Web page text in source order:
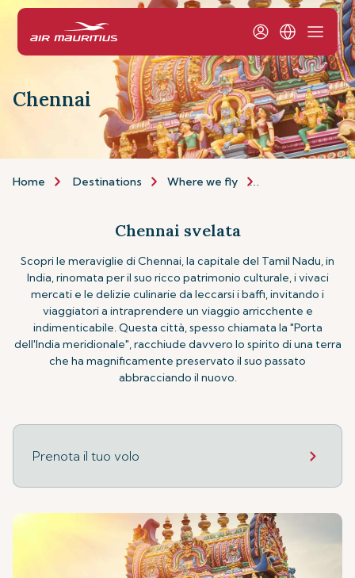
Chennai
Home Destinations Where we fly
Chennai svelata
Scopri le meraviglie di Chennai, la capitale del Tamil Nadu, in
India, rinomata per il suo ricco patrimonio culturale, i vivaci
mercati e le delizie culinarie da leccarsi i baffi, invitando i
viaggiatori a intraprendere un viaggio arricchente e
indimenticabile. Questa città, spesso chiamata la "Porta
dell'India meridionale", racchiude davvero lo spirito di una terra
che ha magnificamente preservato il suo passato
abbracciando il nuovo.
Prenota il tuo volo